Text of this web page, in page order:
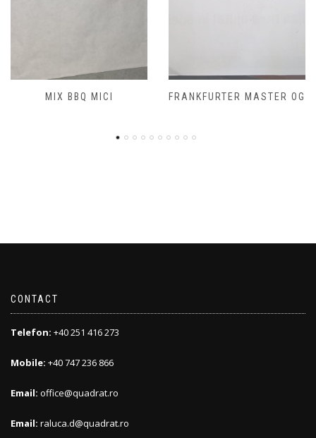
FRANKFURTER MASTER OG
CONTACT
Telefon: +40 251 416 273
Mobile: +40 747 236 866
Email: office@quadrat.ro
Email: raluca.d@quadrat.ro